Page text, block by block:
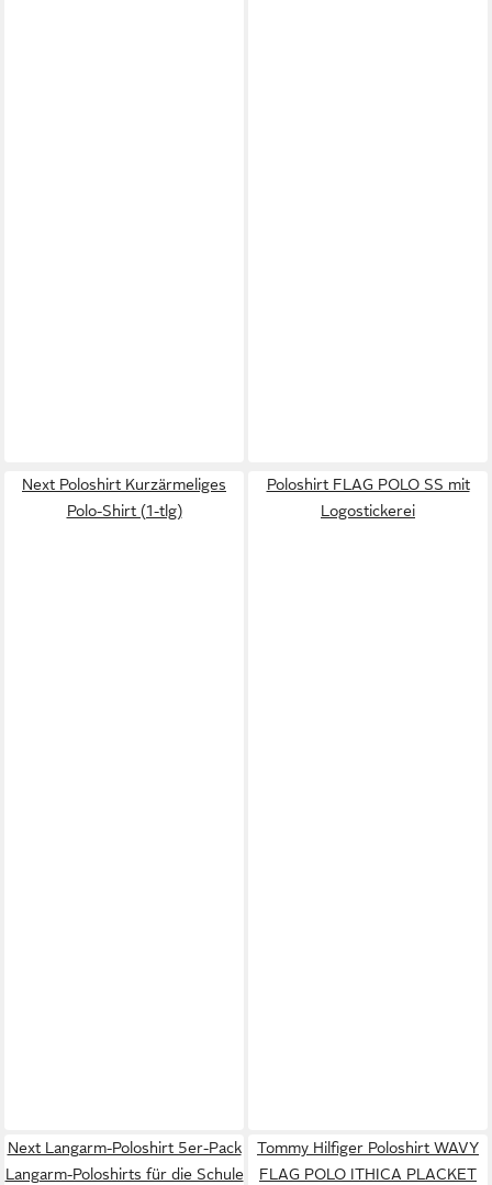
Next Poloshirt Kurzärmeliges
Polo-Shirt (1-tlg)
Poloshirt FLAG POLO SS mit
Logostickerei
Next Langarm-Poloshirt 5er-Pack
Langarm-Poloshirts für die Schule
Tommy Hilfiger Poloshirt WAVY
FLAG POLO ITHICA PLACKET